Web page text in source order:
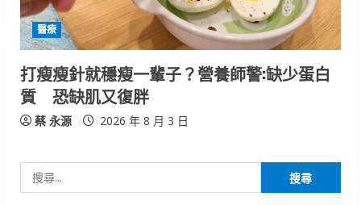
醫療
打瘦瘦針就穩瘦一輩子？營養師警:缺少蛋白
質 恐缺肌又復胖
蔡 永源 2026 年 8 月 3 日
尋